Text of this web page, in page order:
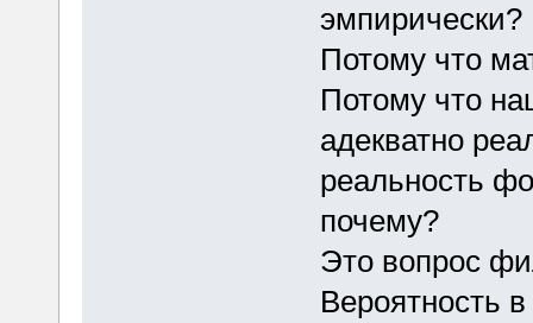
Потому что
Потому что
адекватно
реальность
почему?
Это вопрос
Вероятность в